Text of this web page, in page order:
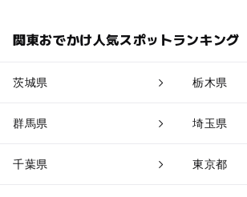
関東おでかけ人気スポットランキング
茨城県 栃木県
群馬県 埼玉県
千葉県 東京都